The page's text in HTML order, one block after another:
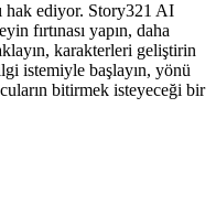
hak ediyor. Story321 AI
fırtınası yapın, daha
karakterleri geliştirin
istemiyle başlayın, yönü
bitirmek isteyeceği bir